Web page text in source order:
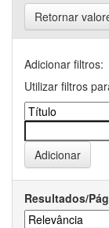
Retornar
Adicionar filtros:
Utilizar filtros
Resultados/